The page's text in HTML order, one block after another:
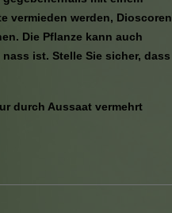
vermieden werden, Dioscoren
Die Pflanze kann auch
ist. Stelle Sie sicher, dass
durch Aussaat vermehrt